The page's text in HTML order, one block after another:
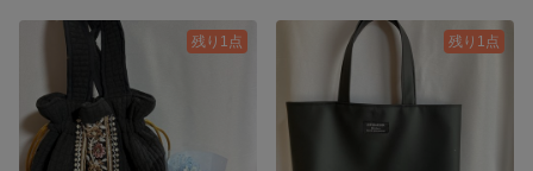
残り1点 残り1点